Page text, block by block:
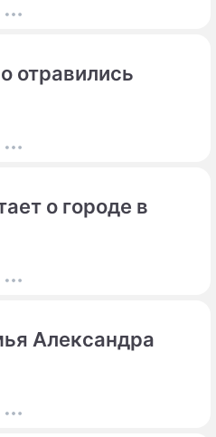
отравились
о городе в
Александра